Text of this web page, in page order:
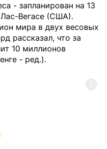
- запланирован на 13
Лас-Вегасе (США).
мира в двух весовых
рассказал, что за
10 миллионов
- ред.).